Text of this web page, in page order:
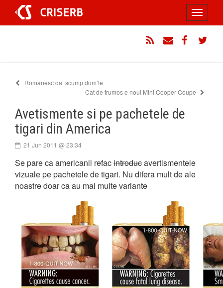
conținut
Toggle
Romanesc da’ scump dom’le
Cat de frumos e noul Mini Cooper Coupe
Avetismente si pe pachetele de
tigari din America
21 Jun 2011 @ 23:34
Se pare ca americanii refacintroducavertismentele
vizuale pe pachetele de tigari. Nu difera mult de ale
noastre doar ca au mai multe variante